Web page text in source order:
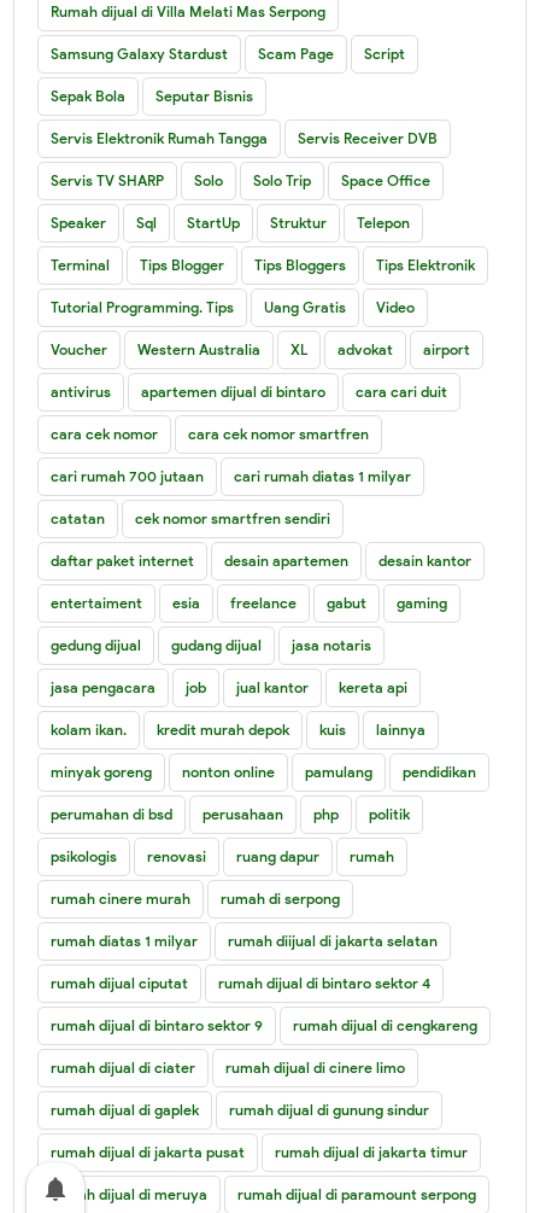
Rumah dijual di Villa Melati Mas Serpong
Samsung Galaxy Stardust Scam Page Script
Sepak Bola Seputar Bisnis
Servis Elektronik Rumah Tangga Servis Receiver DVB
Servis TV SHARP Solo Solo Trip Space Office
Speaker Sql StartUp Struktur Telepon
Terminal Tips Blogger Tips Bloggers Tips Elektronik
Tutorial Programming. Tips Uang Gratis Video
Voucher Western Australia XL advokat airport
antivirus apartemen dijual di bintaro cara cari duit
cara cek nomor cara cek nomor smartfren
cari rumah 700 jutaan cari rumah diatas 1 milyar
catatan cek nomor smartfren sendiri
daftar paket internet desain apartemen desain kantor
entertaiment esia freelance gabut gaming
gedung dijual gudang dijual jasa notaris
jasa pengacara job jual kantor kereta api
kolam ikan. kredit murah depok kuis lainnya
minyak goreng nonton online pamulang pendidikan
perumahan di bsd perusahaan php politik
psikologis renovasi ruang dapur rumah
rumah cinere murah rumah di serpong
rumah diatas 1 milyar rumah diijual di jakarta selatan
rumah dijual ciputat rumah dijual di bintaro sektor 4
rumah dijual di bintaro sektor 9 rumah dijual di cengkareng
rumah dijual di ciater rumah dijual di cinere limo
rumah dijual di gaplek rumah dijual di gunung sindur
rumah dijual di jakarta pusat rumah dijual di jakarta timur
rumah dijual di meruya rumah dijual di paramount serpong
notifications